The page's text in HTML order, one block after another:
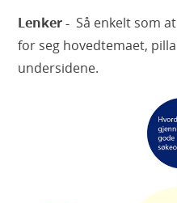
Lenker - Så enkelt som
for seg hovedtemaet,
undersidene.